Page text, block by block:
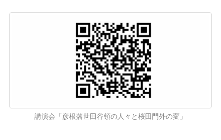
講演会「彦根藩世田谷領の人々と桜田門外の変」